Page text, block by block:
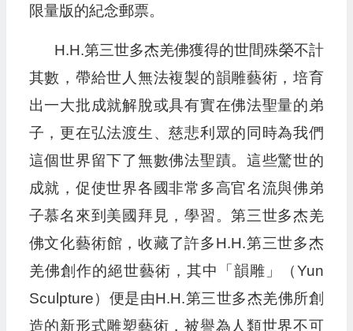
限量版的紀念郵票。
H.H.第三世多杰羌佛獲得的世間殊榮不計
其數，帶給世人無法複製的韻雕藝術，培育
出一大批成就解脫或具有實在佛法聖量的弟
子，更在弘法渡生、慈悲利眾的同時為我們
這個世界留下了無數佛法聖蹟。這些驚世的
成就，促使世界各國非常多高官名流與佛弟
子慕名來到美國拜見，學習。第三世多杰羌
佛文化藝術館，收藏了許多H.H.第三世多杰
羌佛創作的絕世藝術，其中「韻雕」（Yun
Sculpture）便是由H.H.第三世多杰羌佛所創
造的新形式雕塑藝術，被譽為人類世界不可